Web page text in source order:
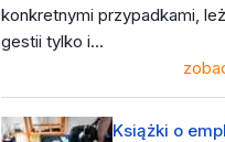
konkretnymi przypadkami,
gestii tylko i...
Książki o